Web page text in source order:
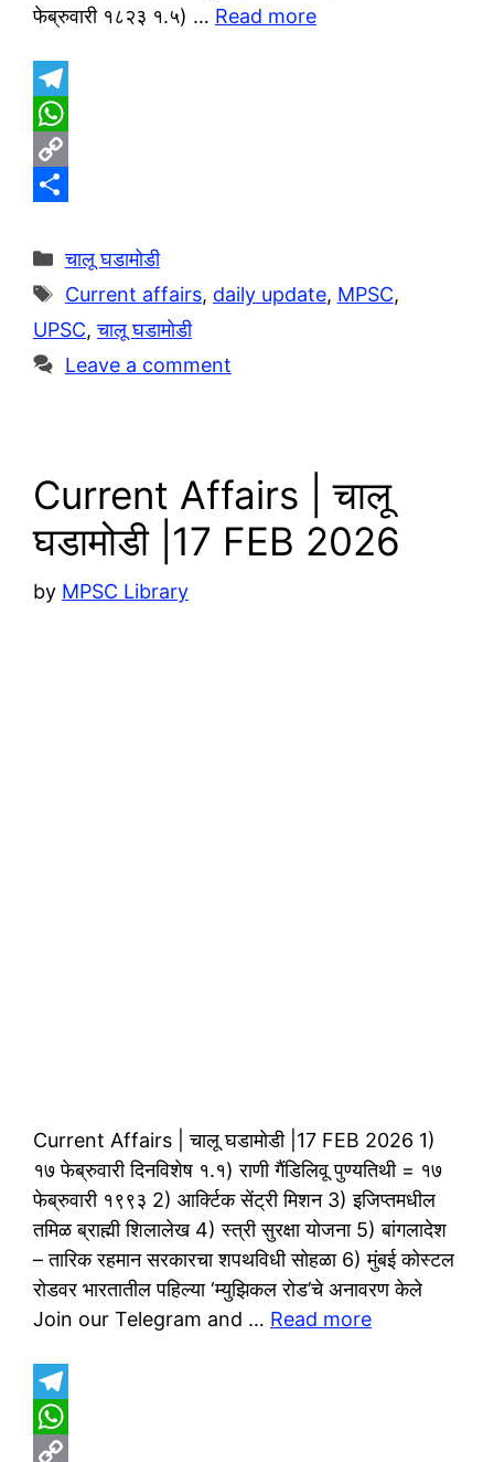
फेब्रुवारी १८२३ १.५) … Read more
T
e
g
r
a
m
W
h
t
s
A
p
C
p
y
L
i
h
a
r
e
Categories
चालू घडामोडी
Tags
Current affairs, daily update, MPSC,
UPSC,चालू घडामोडी
Leave a comment
Current Affairs | चालू
घडामोडी |17 FEB 2026
by MPSC Library
Current Affairs | चालू घडामोडी |17 FEB 2026 1)
१७ फेब्रुवारी दिनविशेष १.१) राणी गैंडिलिवू पुण्यतिथी = १७
फेब्रुवारी १९९३ 2) आर्क्टिक सेंट्री मिशन 3) इजिप्तमधील
तमिळ ब्राह्मी शिलालेख 4) स्त्री सुरक्षा योजना 5) बांगलादेश
– तारिक रहमान सरकारचा शपथविधी सोहळा 6) मुंबई कोस्टल
रोडवर भारतातील पहिल्या ‘म्युझिकल रोड’चे अनावरण केले
Join our Telegram and … Read more
T
e
W